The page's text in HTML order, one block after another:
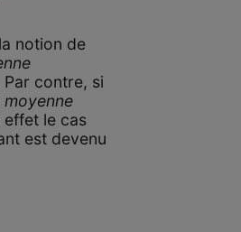
notion de
contre, si
moyenne
effet le cas
est devenu